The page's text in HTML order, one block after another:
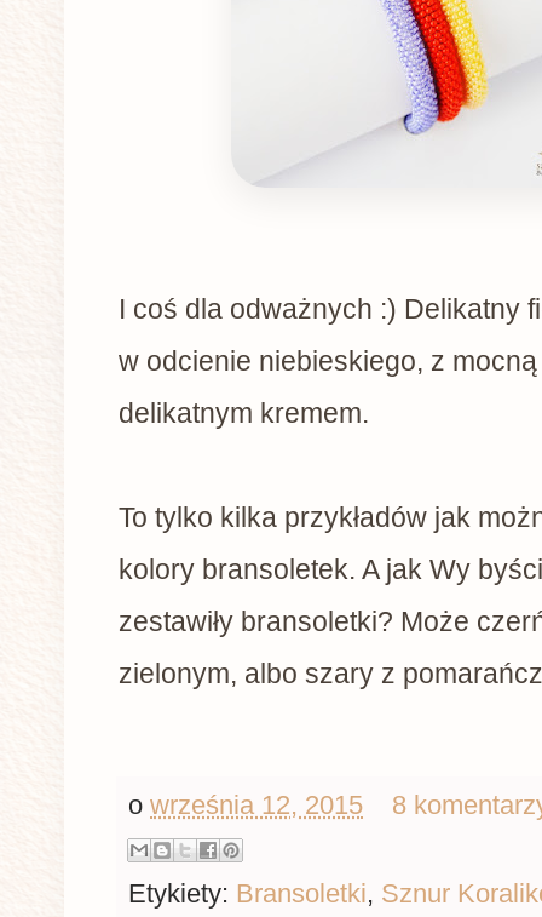
I coś dla odważnych :) Delikatny
w odcienie niebieskiego, z
delikatnym kremem.
To tylko kilka przykładów jak
kolory bransoletek. A jak Wy
zestawiły bransoletki? Może
zielonym, albo szary z
o września 12, 2015 8
Etykiety: Bransoletki, Sznur